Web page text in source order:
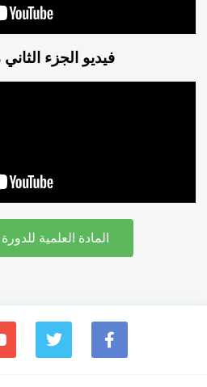
فيديو الجزء
المادة العلمية للدورة PDF